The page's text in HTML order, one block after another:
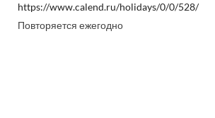
https://www.calend.ru/holidays/0/0/528/
Повторяется ежегодно